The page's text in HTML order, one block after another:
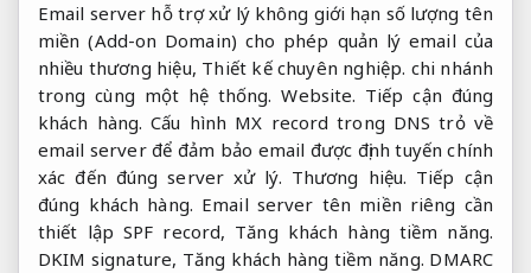
Email server hỗ trợ xử lý không giới hạn số lượng tên
miền (Add-on Domain) cho phép quản lý email của
nhiều thương hiệu, Thiết kế chuyên nghiệp. chi nhánh
trong cùng một hệ thống.Website. Tiếp cận đúng
khách hàng. Cấu hình MX record trong DNS trỏ về
email server để đảm bảo email được định tuyến chính
xác đến đúng server xử lý. Thương hiệu. Tiếp cận
đúng khách hàng. Email server tên miền riêng cần
thiết lập SPF record, Tăng khách hàng tiềm năng.
DKIM signature, Tăng khách hàng tiềm năng. DMARC